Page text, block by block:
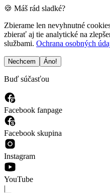
🍪 Máš rád sladké?
Zbierame len nevyhnutné
zbierať aj tie analytické na
službami. Ochrana osobných
Nechcem Áno!
Buď súčasťou
Facebook fanpage
Facebook skupina
Instagram
YouTube
|